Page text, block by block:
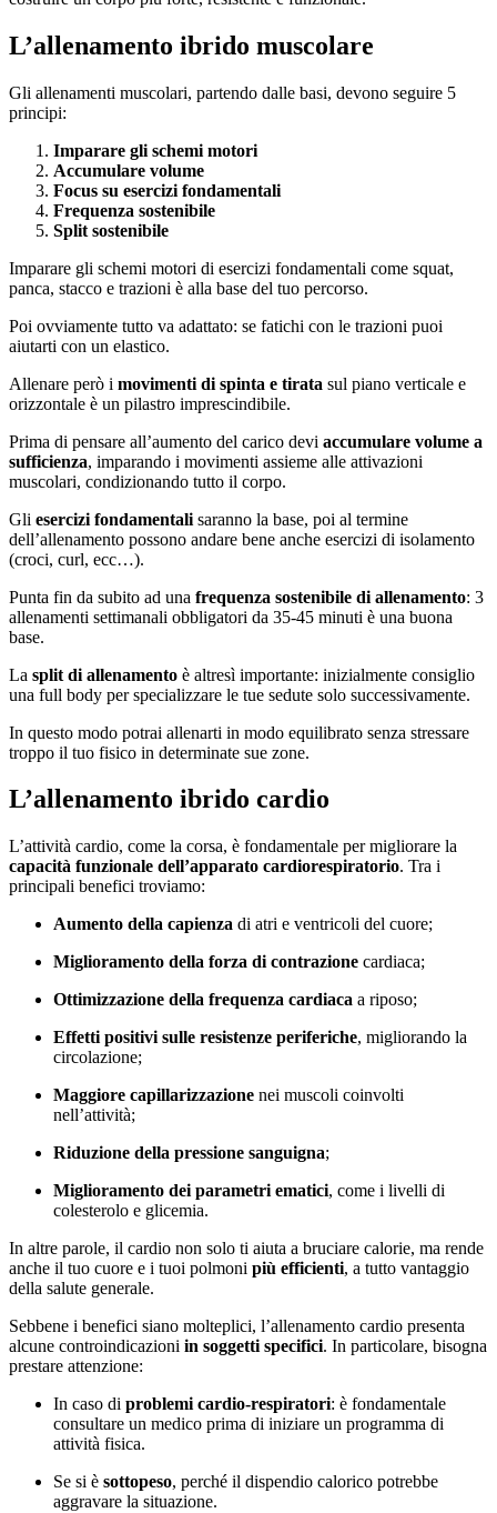
L’allenamento ibrido muscolare
Gli allenamenti muscolari, partendo dalle basi, devono seguire 5
principi:
Imparare gli schemi motori
Accumulare volume
Focus su esercizi fondamentali
Frequenza sostenibile
Split sostenibile
Imparare gli schemi motori di esercizi fondamentali come squat,
panca, stacco e trazioni è alla base del tuo percorso.
Poi ovviamente tutto va adattato: se fatichi con le trazioni puoi
aiutarti con un elastico.
Allenare però i movimenti di spinta e tirata sul piano verticale e
orizzontale è un pilastro imprescindibile.
Prima di pensare all’aumento del carico devi accumulare volume a
sufficienza, imparando i movimenti assieme alle attivazioni
muscolari, condizionando tutto il corpo.
Gli esercizi fondamentali saranno la base, poi al termine
dell’allenamento possono andare bene anche esercizi di isolamento
(croci, curl, ecc…).
Punta fin da subito ad una frequenza sostenibile di allenamento: 3
allenamenti settimanali obbligatori da 35-45 minuti è una buona
base.
La split di allenamento è altresì importante: inizialmente consiglio
una full body per specializzare le tue sedute solo successivamente.
In questo modo potrai allenarti in modo equilibrato senza stressare
troppo il tuo fisico in determinate sue zone.
L’allenamento ibrido cardio
L’attività cardio, come la corsa, è fondamentale per migliorare la
capacità funzionale dell’apparato cardiorespiratorio. Tra i
principali benefici troviamo:
Aumento della capienza di atri e ventricoli del cuore;
Miglioramento della forza di contrazione cardiaca;
Ottimizzazione della frequenza cardiaca a riposo;
Effetti positivi sulle resistenze periferiche, migliorando la
circolazione;
Maggiore capillarizzazione nei muscoli coinvolti
nell’attività;
Riduzione della pressione sanguigna;
Miglioramento dei parametri ematici, come i livelli di
colesterolo e glicemia.
In altre parole, il cardio non solo ti aiuta a bruciare calorie, ma rende
anche il tuo cuore e i tuoi polmoni più efficienti, a tutto vantaggio
della salute generale.
Sebbene i benefici siano molteplici, l’allenamento cardio presenta
alcune controindicazioni in soggetti specifici. In particolare, bisogna
prestare attenzione:
In caso di problemi cardio-respiratori: è fondamentale
consultare un medico prima di iniziare un programma di
attività fisica.
Se si è sottopeso, perché il dispendio calorico potrebbe
aggravare la situazione.